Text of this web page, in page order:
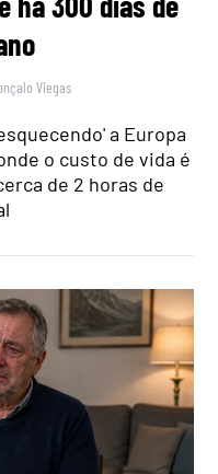
Viegas
a Europa
o custo de vida é
de 2 horas de